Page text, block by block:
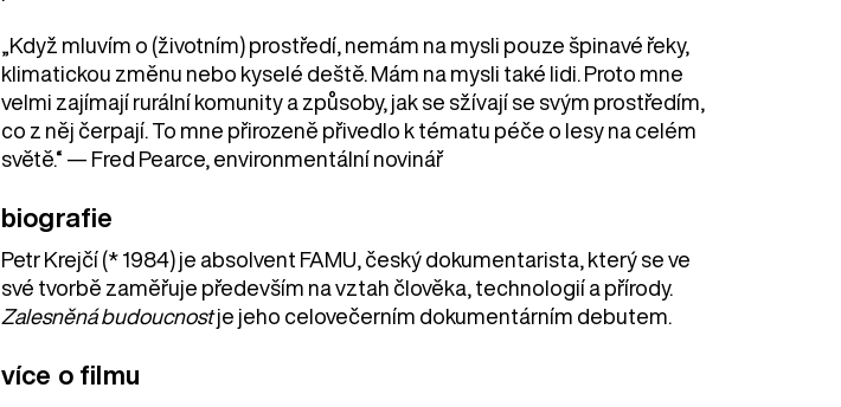
„Když mluvím o (životním) prostředí, nemám na mysli pouze špinavé řeky,
klimatickou změnu nebo kyselé deště. Mám na mysli také lidi. Proto mne
velmi zajímají rurální komunity a způsoby, jak se sžívají se svým prostředím,
co z něj čerpají. To mne přirozeně přivedlo k tématu péče o lesy na celém
světě.“ — Fred Pearce, environmentální novinář
biografie
Petr Krejčí (* 1984) je absolvent FAMU, český dokumentarista, který se ve
své tvorbě zaměřuje především na vztah člověka, technologií a přírody.
Zalesněná budoucnostje jeho celovečerním dokumentárním debutem.
více o filmu